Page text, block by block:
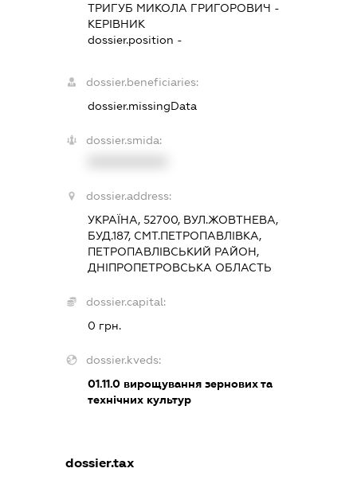
ТРИГУБ МИКОЛА ГРИГОРОВИЧ -
КЕРІВНИК
dossier.position -
dossier.beneficiaries:
dossier.missingData
dossier.smida:
dossier.address:
УКРАЇНА, 52700, ВУЛ.ЖОВТНЕВА,
БУД.187, СМТ.ПЕТРОПАВЛІВКА,
ПЕТРОПАВЛІВСЬКИЙ РАЙОН,
ДНІПРОПЕТРОВСЬКА ОБЛАСТЬ
dossier.capital:
0 грн.
dossier.kveds:
01.11.0 вирощування зернових та
технічних культур
dossier.tax